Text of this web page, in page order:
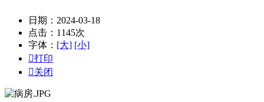
日期：2024-03-18
点击：1145次
字体： [大] [小]
打印
关闭